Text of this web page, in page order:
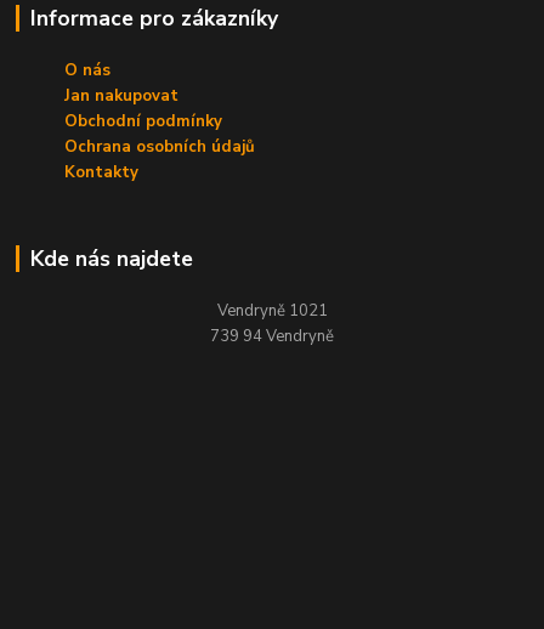
Informace pro zákazníky
O nás
Jan nakupovat
Obchodní podmínky
Ochrana osobních údajů
Kontakty
Kde nás najdete
Vendryně 1021
739 94 Vendryně